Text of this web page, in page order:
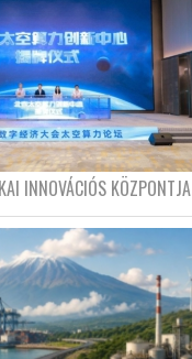
INNOVÁCIÓS KÖZPONTJA